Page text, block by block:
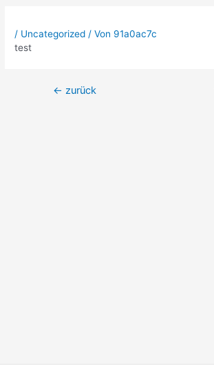
/ Uncategorized / Von 91a0ac7c
test
← zurück